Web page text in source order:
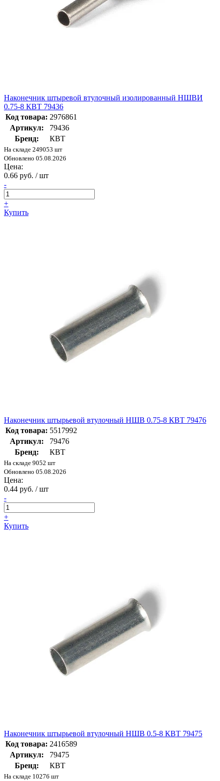
Наконечник штыревой втулочный изолированный НШВИ
0.75-8 КВТ 79436
Код товара: 2976861
Артикул:
79436
Бренд:
КВТ
На складе 249053 шт
Обновлено 05.08.2026
Цена:
0.66 руб. / шт
-
+
Купить
Наконечник штырьевой втулочный НШВ 0.75-8 КВТ 79476
Код товара: 5517992
Артикул:
79476
Бренд:
КВТ
На складе 9052 шт
Обновлено 05.08.2026
Цена:
0.44 руб. / шт
-
+
Купить
Наконечник штырьевой втулочный НШВ 0.5-8 КВТ 79475
Код товара: 2416589
Артикул:
79475
Бренд:
КВТ
На складе 10276 шт